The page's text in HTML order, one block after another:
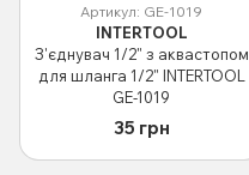
Артикул: GE-1019
INTERTOOL
З'єднувач 1/2" з аквастопом
для шланга 1/2" INTERTOOL
GE-1019
35 грн